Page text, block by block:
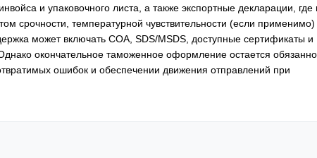
и упаковочного листа, а также экспортные декларации,
срочности, температурной чувствительности (если применимо)
может включать COA, SDS/MSDS, доступные сертификаты и
окончательное таможенное оформление остается
ошибок и обеспечении движения отправлений при